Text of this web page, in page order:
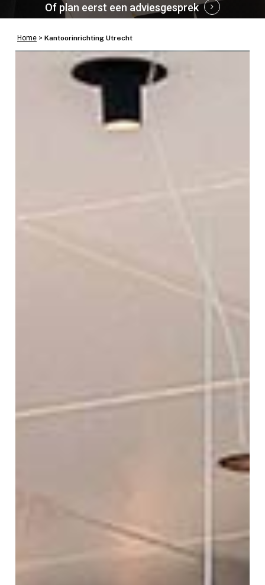
Of plan eerst een adviesgesprek
Home> Kantoorinrichting Utrecht